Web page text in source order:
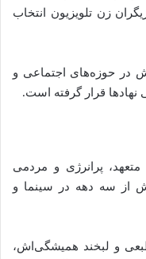
زن تلویزیون انتخاب
در حوزه‌های اجتماعی و
نهادها قرار گرفته‌ است.
متعهد، پرانرژی و مردمی
از سه دهه در سینما و
و لبخند همیشگی‌اش،